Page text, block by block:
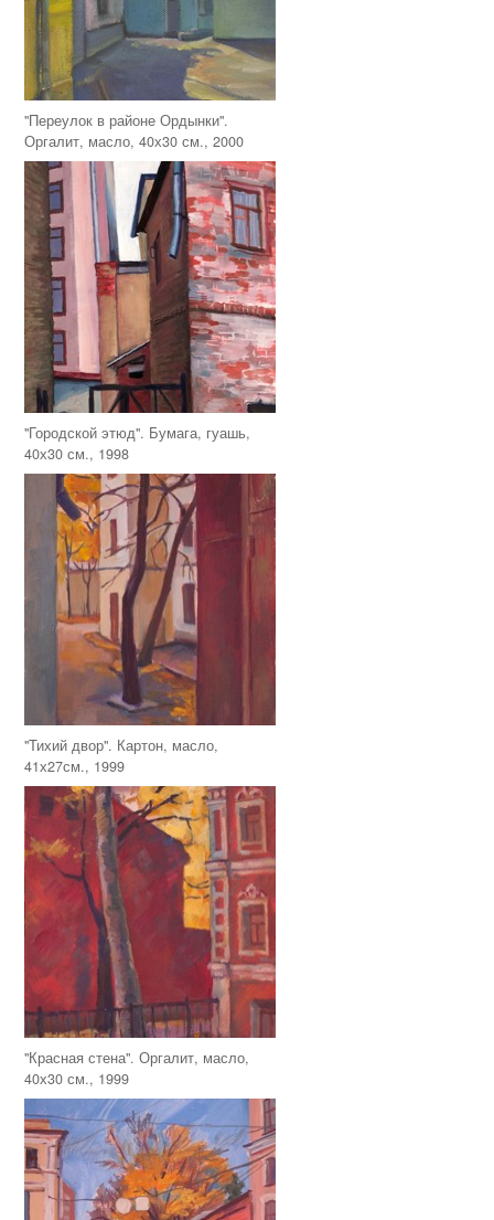
"Переулок в районе Ордынки".
Оргалит, масло, 40х30 см., 2000
"Городской этюд". Бумага, гуашь,
40х30 см., 1998
"Тихий двор". Картон, масло,
41х27см., 1999
"Красная стена". Оргалит, масло,
40х30 см., 1999